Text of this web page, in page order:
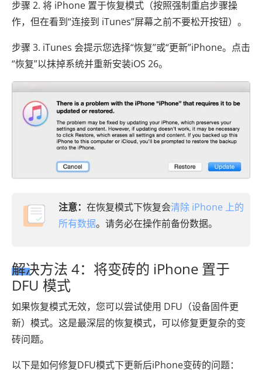
步骤 2. 将 iPhone 置于恢复模式（按照强制重启步骤操
作，但在看到“连接到 iTunes”屏幕之前不要松开按钮）。
步骤 3. iTunes 会提示您选择“恢复”或“更新”iPhone。点击
“恢复”以抹掉系统并重新安装iOS 26。
注意： 在恢复模式下恢复会清除 iPhone 上的
所有数据。请务必在操作前备份数据。
解决方法 4：将变砖的 iPhone 置于
DFU 模式
如果恢复模式无效，您可以尝试使用 DFU（设备固件更
新）模式。这是最深层的恢复模式，可以修复更复杂的变
砖问题​​。
以下是如何修复DFU模式下更新后iPhone变砖的问题：